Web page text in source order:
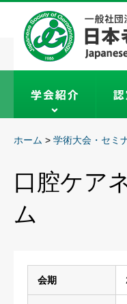
ホーム > 学術大会・セミ
口腔ケア
ム
会期